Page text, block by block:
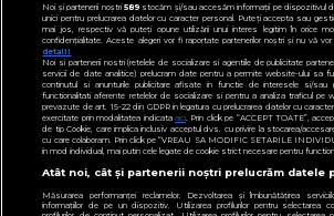
INFORMATIILE ZILEI
Noi detalii în cazul bărbatului
în curtea unei case din
mărturisise fiului său înainte să
a fost găsit
Noi și partenerii noștri589stocăm și/sau accesăm informații pe dispozitivul
unici pentru prelucrarea datelor cu caracter personal. Puteți accepta sau
mai jos, respectiv vă puteți opune utilizării unui interes legitim în orice
confidențialitate. Aceste alegeri vor fi raportate partenerilor noștri și nu vă vor
detalii
Noi si partenerii nostri (retelele de socializare si agentiile de publicitate
servicii de date analitice) prelucram date pentru a permite website-ului sa
continutul si anunturile publicitare afisate in functie de interesele si/
functionalitati aferente retelelor de socializare si pentru a analiza traficul pe
prevazute de art. 15-22 din GDPR in legatura cu prelucrarea datelor cu
exercitate prin modalitatea indicataaici. Prin click pe “ACCEPT TOATE”,
de tip Cookie, care implica inclusiv acceptul dvs. cu privire la stocarea/
cu care colaboram. Prin click pe “VREAU SA MODIFIC SETARILE
in mod individual, mai putin cele legate de cookie strict necesare pentru
Atât noi, cât și partenerii noștri prelucrăm datele
Măsurarea performanței reclamelor. Dezvoltarea și îmbunătățirea
informațiilor de pe un dispozitiv. Utilizarea profilurilor pentru selectarea